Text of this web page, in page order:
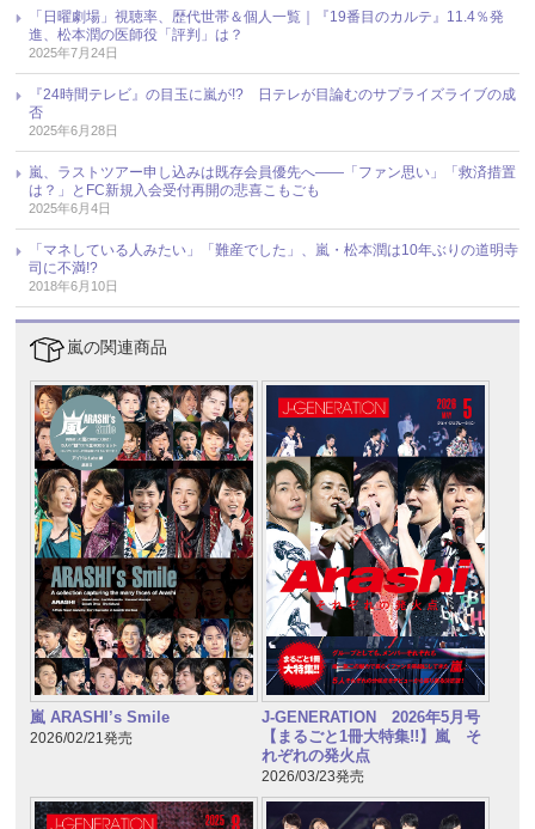
「日曜劇場」視聴率、歴代世帯＆個人一覧｜『19番目のカルテ』11.4％発
進、松本潤の医師役「評判」は？
2025年7月24日
『24時間テレビ』の目玉に嵐が!? 日テレが目論むのサプライズライブの成
否
2025年6月28日
嵐、ラストツアー申し込みは既存会員優先へ――「ファン思い」「救済措置
は？」とFC新規入会受付再開の悲喜こもごも
2025年6月4日
「マネしている人みたい」「難産でした」、嵐・松本潤は10年ぶりの道明寺
司に不満!?
2018年6月10日
嵐の関連商品
嵐 ARASHI’s Smile
2026/02/21発売
J-GENERATION 2026年5月号
【まるごと1冊大特集!!】嵐 そ
れぞれの発火点
2026/03/23発売